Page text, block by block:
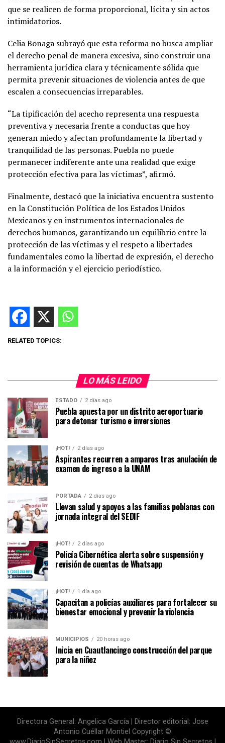
que se realicen de forma proporcional, lícita y sin actos
intimidatorios.
Celia Bonaga subrayó que esta reforma no busca ampliar
el derecho penal de manera excesiva, sino construir una
herramienta jurídica clara y técnicamente sólida que
permita prevenir situaciones de violencia antes de que
escalen a consecuencias irreparables.
“La tipificación del acecho representa una respuesta
preventiva y necesaria frente a conductas que hoy
generan miedo y afectan profundamente la libertad y
tranquilidad de las personas. Puebla no puede
permanecer indiferente ante una realidad que exige
protección efectiva para las víctimas”, afirmó.
Finalmente, destacó que la iniciativa encuentra sustento
en la Constitución Política de los Estados Unidos
Mexicanos y en instrumentos internacionales de
derechos humanos, garantizando un equilibrio entre la
protección de las víctimas y el respeto a libertades
fundamentales como la libertad de expresión, el derecho
a la información y el ejercicio periodístico.
RELATED TOPICS:
LO MÁS LEIDO
ESTADO 2 días ago
Puebla apuesta por un distrito aeroportuario
para detonar turismo e inversiones
¡HOT! 2 días ago
Aspirantes recurren a amparos tras anulación de
examen de ingreso a la UNAM
PORTADA 2 días ago
Llevan salud y apoyos a las familias poblanas con
jornada integral del SEDIF
¡HOT! 2 días ago
Policía Cibernética alerta sobre suspensión y
revisión de cuentas de Whatsapp
¡HOT! 1 día ago
Capacitan a policías auxiliares para fortalecer su
bienestar emocional y prevenir la violencia
MUNICIPIOS 20 horas ago
Inicia en Cuautlancingo construcción del parque
para la niñez
Directora General: Angelica García | Director editorial: Jose
Antonio Cuéllar Montiel Copyright ©